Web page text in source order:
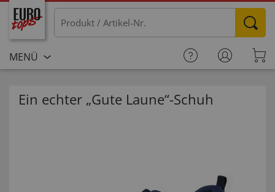
MENÜ
Ein echter „Gute Laune“-Schuh